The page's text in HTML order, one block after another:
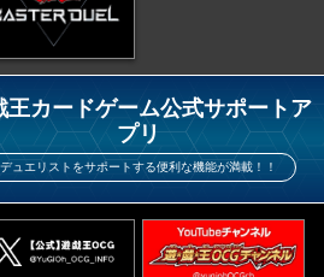
王カードゲーム公式サポートア
プリ
デュエリストをサポートする便利な機能が満載！！